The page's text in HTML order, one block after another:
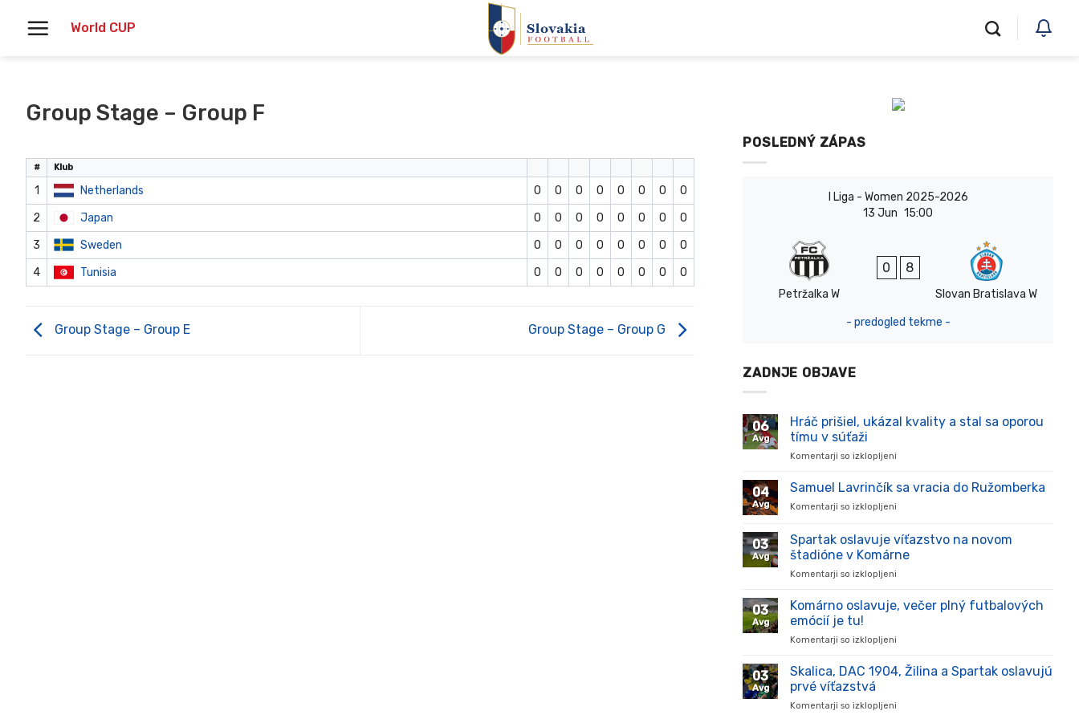
World CUP
Group Stage – Group F
# Klub
1 Netherlands 0 0 0 0 0 0 0
0
2
Japan 0 0 0 0 0 0 0
0
3
Sweden 0 0 0 0 0 0 0
0
4
Tunisia 0 0 0 0 0 0 0 0
Group Stage – Group E Group Stage – Group G
POSLEDNÝ ZÁPAS
I Liga - Women 2025-2026
13 Jun 15:00
Petržalka W
0 8
Slovan Bratislava W
- predogled tekme -
ZADNJE OBJAVE
06
Avg
Hráč prišiel, ukázal kvality a stal sa oporou
tímu v súťaži
Komentarji so izklopljeni
prišiel,
stal
sa
súťaži
04
Avg
Samuel Lavrinčík sa vracia do Ružomberka
Komentarji so izklopljeni
Lavrinčík
vracia
03
Avg
Spartak oslavuje víťazstvo na novom
štadióne v Komárne
Komentarji so izklopljeni
oslavuje
v
03
Avg
Komárno oslavuje, večer plný futbalových
emócií je tu!
Komentarji so izklopljeni
oslavuje,
03
Avg
Skalica, DAC 1904, Žilina a Spartak oslavujú
prvé víťazstvá
Komentarji so izklopljeni